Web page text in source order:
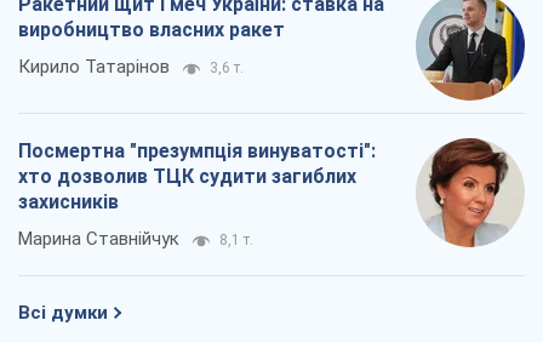
виробництво власних ракет
Кирило Татарінов 3,6 т.
Посмертна "презумпція винуватості":
хто дозволив ТЦК судити загиблих
захисників
Марина Ставнійчук 8,1 т.
Всі думки